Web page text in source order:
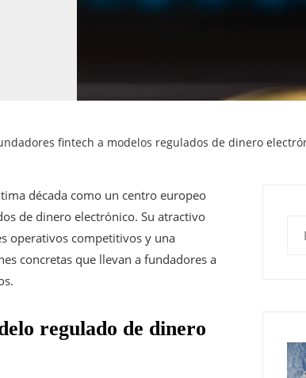
fintech a modelos regulados de dinero
década como un centro europeo
de dinero electrónico. Su atractivo
operativos competitivos y una
concretas que llevan a fundadores a
regulado de dinero